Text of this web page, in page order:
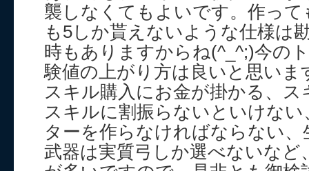
襲しなくてもよいです。作って
も5しか貰えないような仕様は
時もありますからね(^_^;)今の
験値の上がり方は良いと思いま
スキル購入にお金が掛かる、
スキルに割振らないといけな
ターを作らなければならない
武器は実質弓しか選べないなど